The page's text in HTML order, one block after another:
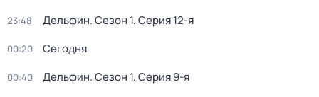
23:48 Дельфин. Сезон 1. Серия 12-я
00:20 Сегодня
00:40 Дельфин. Сезон 1. Серия 9-я